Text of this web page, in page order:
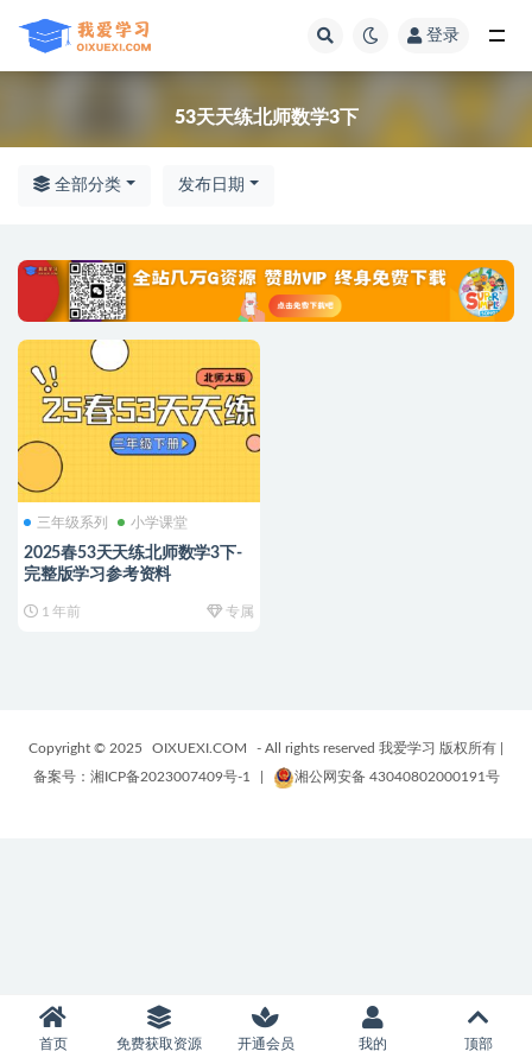
登录
53天天练北师数学3下
全部分类 发布日期
三年级系列 小学课堂
2025春53天天练北师数学3下-
完整版学习参考资料
1 年前 专属
Copyright © 2025 OIXUEXI.COM - All rights reserved 我爱学习 版权所有
备案号：湘ICP备2023007409号-1
湘公网安备 43040802000191号
首页 免费获取资源 开通会员 我的 顶部